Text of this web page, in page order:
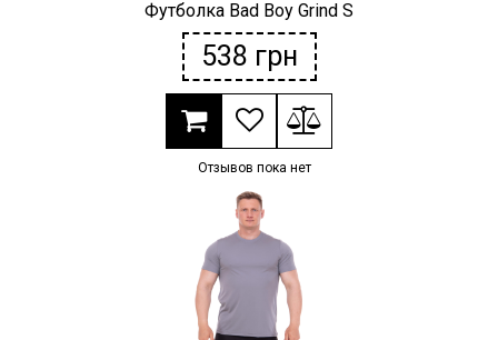
Футболка Bad Boy Grind S
538 грн
Отзывов пока нет